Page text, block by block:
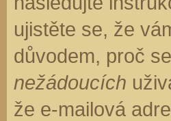
ujistěte se, že
důvodem, proč
nežádoucích
že e-mailová